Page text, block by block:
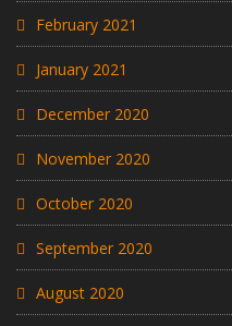
February 2021
January 2021
December 2020
November 2020
October 2020
September 2020
August 2020